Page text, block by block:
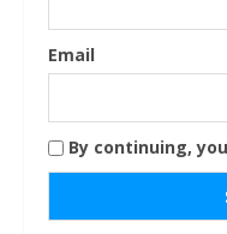
Email
By continuing,